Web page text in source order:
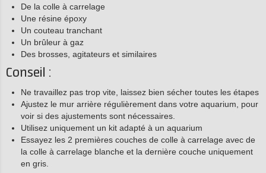
De la colle à carrelage
Une résine époxy
Un couteau tranchant
Un brûleur à gaz
Des brosses, agitateurs et similaires
Conseil :
Ne travaillez pas trop vite, laissez bien sécher toutes les étapes
Ajustez le mur arrière régulièrement dans votre aquarium, pour
voir si des ajustements sont nécessaires.
Utilisez uniquement un kit adapté à un aquarium
Essayez les 2 premières couches de colle à carrelage avec de
la colle à carrelage blanche et la dernière couche uniquement
en gris.